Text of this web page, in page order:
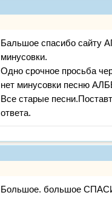
Бальшое спасибо сайту
минусовки.
Одно срочное просьба
нет минусовки песню
Все старые
ответа.
Большое. большое